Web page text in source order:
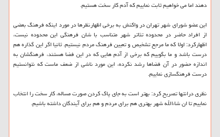
دهند اما می خواهیم ثابت نماییم كه آدم كار سخت هستیم.
این عضو شورای شهر تهران در واكنش به برخی اظهارنظرها در مورد اینكه فرهنگ بعضی
از افراد حاضر در محدوده تئاتر شهر متناسب با شان فرهنگی این محدوده نیست،
اظهاركرد: اولا كه ما مرجع تشخیص و تعیین فرهنگ مردم نیستیم. ثانیا اگر این گذاره هم
درست باشد و ما بگوییم كه برخی از آدم هایی كه در این فضا هستند، فرهنگشان به
اندازه حضور در آن فضاها رشد نكرده، این مورد ناشی از ضعف ماست كه نتوانستیم
درست فرهنگسازی نماییم.
نظری درانتها تصریح كرد: بهتر است به جای پاك كردن صورت مساله، كار سخت را انتخاب
نماییم تا ان شاءالله شهر بهتری هم برای مردم و هم برای آیندگان داشته باشیم.